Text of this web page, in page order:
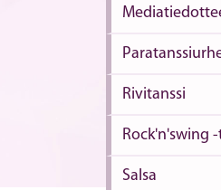
Rivitanssi
Rock'n'swing
Salsa